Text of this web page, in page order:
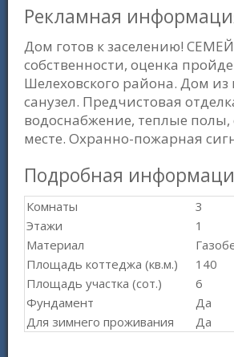
Рекламная
Дом готов к заселению!
собственности, оценка
Шелеховского района. Дом
санузел. Предчистовая
водоснабжение, теплые
месте. Охранно-пожарная
Подробная
Комнаты
3
Этажи
1
Материал
Площадь коттеджа (кв.м.)
140
Площадь участка (сот.)
6
Фундамент
Да
Для зимнего проживания
Да